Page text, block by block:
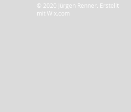
© 2020 Jürgen Renner. Erstellt
mitWix.com